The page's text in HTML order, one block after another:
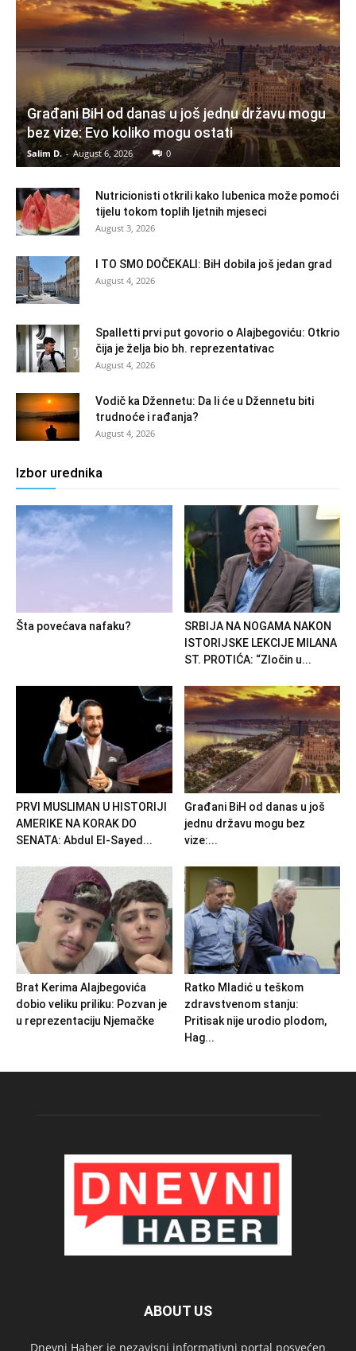
Građani BiH od danas u još jednu državu mogu
bez vize: Evo koliko mogu ostati
Salim D. - August 6, 2026 0
Nutricionisti otkrili kako lubenica može pomoći
tijelu tokom toplih ljetnih mjeseci
August 3, 2026
I TO SMO DOČEKALI: BiH dobila još jedan grad
August 4, 2026
Spalletti prvi put govorio o Alajbegoviću: Otkrio
čija je želja bio bh. reprezentativac
August 4, 2026
Vodič ka Džennetu: Da li će u Džennetu biti
trudnoće i rađanja?
August 4, 2026
Izbor urednika
Šta povećava nafaku?
SRBIJA NA NOGAMA NAKON
ISTORIJSKE LEKCIJE MILANA
ST. PROTIĆA: “Zločin u...
PRVI MUSLIMAN U HISTORIJI
AMERIKE NA KORAK DO
SENATA: Abdul El-Sayed...
Građani BiH od danas u još
jednu državu mogu bez
vize:...
Brat Kerima Alajbegovića
dobio veliku priliku: Pozvan je
u reprezentaciju Njemačke
Ratko Mladić u teškom
zdravstvenom stanju:
Pritisak nije urodio plodom,
Hag...
ABOUT US
Dnevni Haber je nezavisni informativni portal posvećen